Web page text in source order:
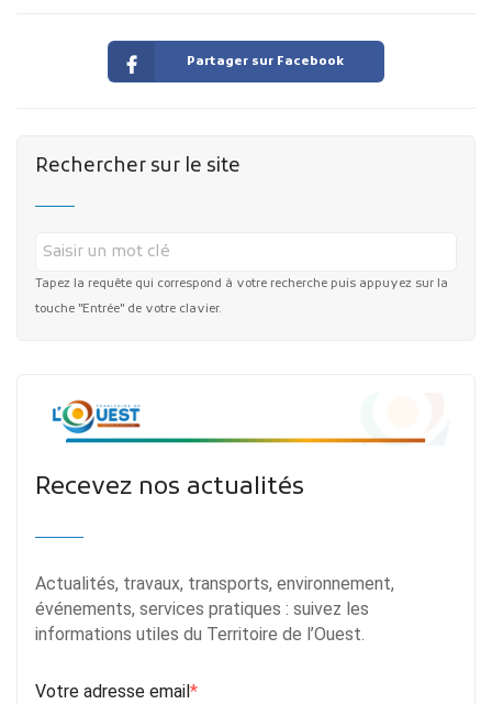
Partager sur Facebook
Rechercher sur le site
Tapez la requête qui correspond à votre recherche puis appuyez sur la
touche "Entrée" de votre clavier.
Recevez nos actualités
Actualités, travaux, transports, environnement,
événements, services pratiques : suivez les
informations utiles du Territoire de l’Ouest.
Votre adresse email